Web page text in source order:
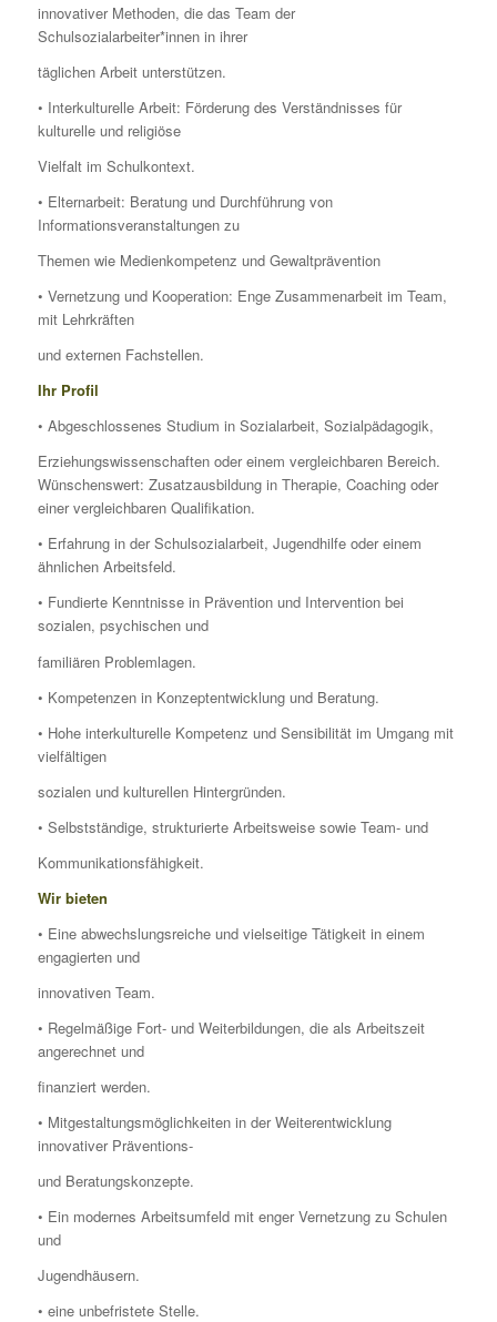
innovativer Methoden, die das Team der
Schulsozialarbeiter*innen in ihrer
täglichen Arbeit unterstützen.
• Interkulturelle Arbeit: Förderung des Verständnisses für
kulturelle und religiöse
Vielfalt im Schulkontext.
• Elternarbeit: Beratung und Durchführung von
Informationsveranstaltungen zu
Themen wie Medienkompetenz und Gewaltprävention
• Vernetzung und Kooperation: Enge Zusammenarbeit im Team,
mit Lehrkräften
und externen Fachstellen.
Ihr Profil
• Abgeschlossenes Studium in Sozialarbeit, Sozialpädagogik,
Erziehungswissenschaften oder einem vergleichbaren Bereich.
Wünschenswert: Zusatzausbildung in Therapie, Coaching oder
einer vergleichbaren Qualifikation.
• Erfahrung in der Schulsozialarbeit, Jugendhilfe oder einem
ähnlichen Arbeitsfeld.
• Fundierte Kenntnisse in Prävention und Intervention bei
sozialen, psychischen und
familiären Problemlagen.
• Kompetenzen in Konzeptentwicklung und Beratung.
• Hohe interkulturelle Kompetenz und Sensibilität im Umgang mit
vielfältigen
sozialen und kulturellen Hintergründen.
• Selbstständige, strukturierte Arbeitsweise sowie Team- und
Kommunikationsfähigkeit.
Wir bieten
• Eine abwechslungsreiche und vielseitige Tätigkeit in einem
engagierten und
innovativen Team.
• Regelmäßige Fort- und Weiterbildungen, die als Arbeitszeit
angerechnet und
finanziert werden.
• Mitgestaltungsmöglichkeiten in der Weiterentwicklung
innovativer Präventions-
und Beratungskonzepte.
• Ein modernes Arbeitsumfeld mit enger Vernetzung zu Schulen
und
Jugendhäusern.
• eine unbefristete Stelle.